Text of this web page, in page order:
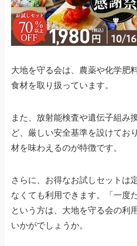
大地を守る会は、農薬や化学肥
食材を取り扱っています。
また、放射能検査や遺伝子組み
ど、厳しい安全基準を設けてお
材を味わえるのが特徴です。
さらに、お得なお試しセットは
なくても利用できます。「一度
という方は、大地を守る会の利
いかがでしょうか。